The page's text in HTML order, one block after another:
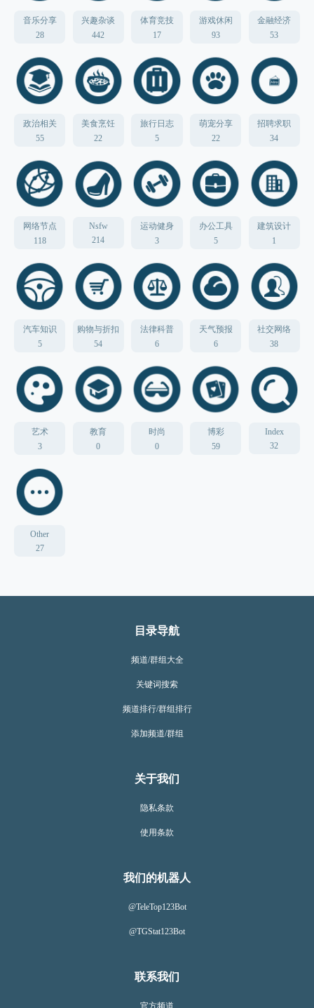
音乐分享
28
兴趣杂谈
442
体育竞技
17
游戏休闲
93
金融经济
53
政治相关
55
美食烹饪
22
旅行日志
5
萌宠分享
22
招聘求职
34
网络节点
118
Nsfw
214
运动健身
3
办公工具
5
建筑设计
1
汽车知识
5
购物与折扣
54
法律科普
6
天气预报
6
社交网络
38
艺术
3
教育
0
时尚
0
博彩
59
Index
32
Other
27
目录导航
频道/群组大全
关键词搜索
频道排行/群组排行
添加频道/群组
关于我们
隐私条款
使用条款
我们的机器人
@TeleTop123Bot
@TGStat123Bot
联系我们
官方频道